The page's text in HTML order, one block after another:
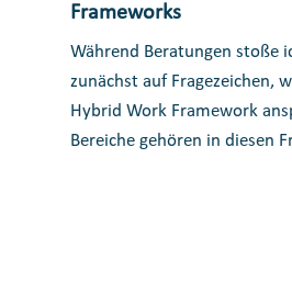
Frameworks
Während Beratungen stoße
zunächst auf Fragezeichen,
Hybrid Work Framework
Bereiche gehören in diesen